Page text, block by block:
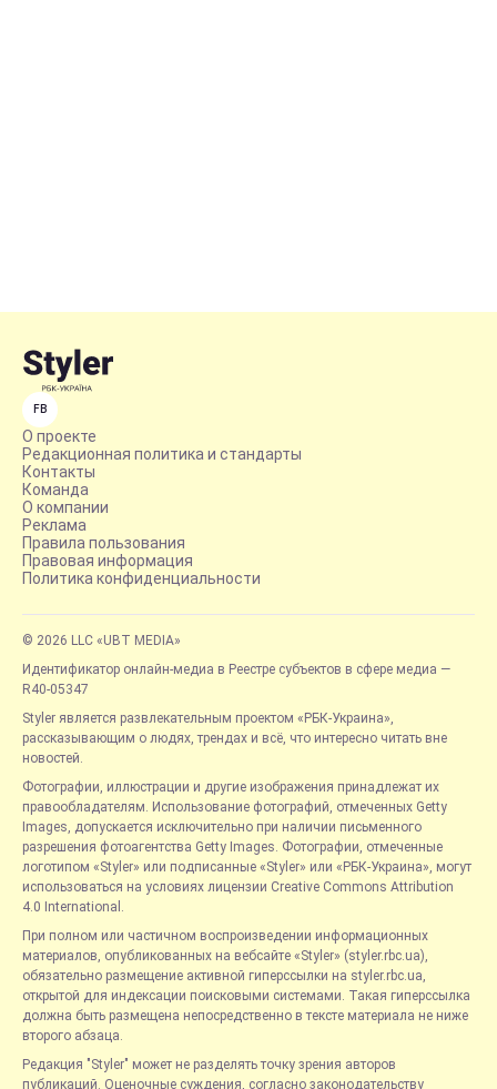
FB
О проекте
Редакционная политика и стандарты
Контакты
Команда
О компании
Реклама
Правила пользования
Правовая информация
Политика конфиденциальности
© 2026 LLC «UBT MEDIA»
Идентификатор онлайн-медиа в Реестре субъектов в сфере медиа —
R40-05347
Styler является развлекательным проектом «РБК-Украина»,
рассказывающим о людях, трендах и всё, что интересно читать вне
новостей.
Фотографии, иллюстрации и другие изображения принадлежат их
правообладателям. Использование фотографий, отмеченных Getty
Images, допускается исключительно при наличии письменного
разрешения фотоагентства Getty Images. Фотографии, отмеченные
логотипом «Styler» или подписанные «Styler» или «РБК-Украина», могут
использоваться на условиях лицензии Creative Commons Attribution
4.0 International.
При полном или частичном воспроизведении информационных
материалов, опубликованных на вебсайте «Styler» (styler.rbc.ua),
обязательно размещение активной гиперссылки на styler.rbc.ua,
открытой для индексации поисковыми системами. Такая гиперссылка
должна быть размещена непосредственно в тексте материала не ниже
второго абзаца.
Редакция "Styler" может не разделять точку зрения авторов
публикаций. Оценочные суждения, согласно законодательству